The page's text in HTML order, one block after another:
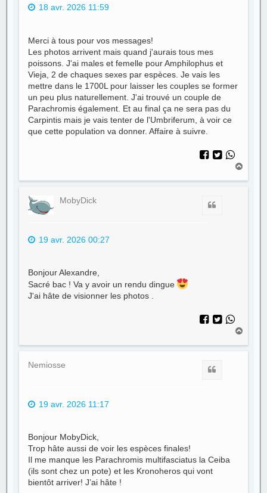
18 avr. 2026 11:59
Merci à tous pour vos messages!
Les photos arrivent mais quand j'aurais tous mes
poissons. J'ai males et femelle pour Amphilophus et
Vieja, 2 de chaques sexes par espèces. Je vais les
mettre dans le 1700L pour laisser les couples se former
un peu plus naturellement. J'ai trouvé un couple de
Parachromis également. Et au final ça ne sera pas du
Carpintis mais je vais tenter de l'Umbriferum, à voir ce
que cette population va donner. Affaire à suivre.
u
MobyDick
19 avr. 2026 00:27
Bonjour Alexandre,
Sacré bac ! Va y avoir un rendu dingue
J'ai hâte de visionner les photos .
u
Nemiosse
19 avr. 2026 11:17
Bonjour MobyDick,
Trop hâte aussi de voir les espèces finales!
Il me manque les Parachromis multifasciatus la Ceiba
(ils sont chez un pote) et les Kronoheros qui vont
bientôt arriver! J’ai hâte !